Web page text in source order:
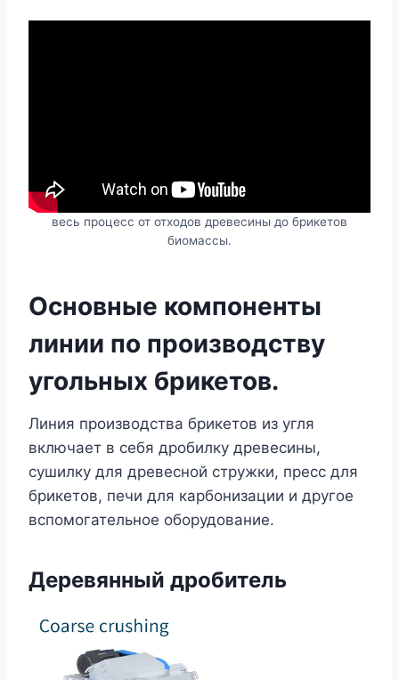
весь процесс от отходов древесины до брикетов
биомассы.
Основные компоненты
линии по производству
угольных брикетов.
Линия производства брикетов из угля
включает в себя дробилку древесины,
сушилку для древесной стружки, пресс для
брикетов, печи для карбонизации и другое
вспомогательное оборудование.
Деревянный дробитель